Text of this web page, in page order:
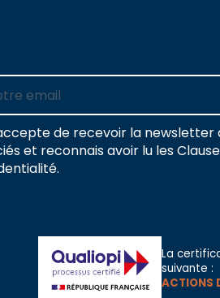
de recevoir la newsletter
et reconnais avoir lu les
La
suivante :
ACTIONS